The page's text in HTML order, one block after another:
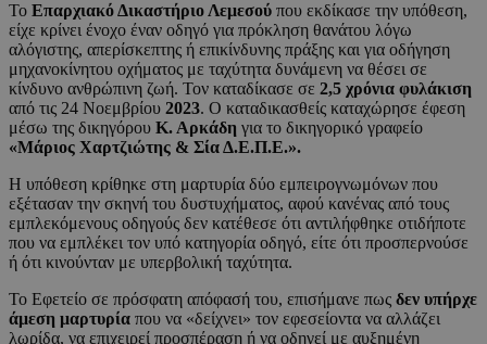
Το Επαρχιακό Δικαστήριο Λεμεσού που εκδίκασε την υπόθεση,
είχε κρίνει ένοχο έναν οδηγό για πρόκληση θανάτου λόγω
αλόγιστης, απερίσκεπτης ή επικίνδυνης πράξης και για οδήγηση
μηχανοκίνητου οχήματος με ταχύτητα δυνάμενη να θέσει σε
κίνδυνο ανθρώπινη ζωή. Τον καταδίκασε σε 2,5 χρόνια φυλάκιση
από τις 24 Νοεμβρίου 2023. Ο καταδικασθείς καταχώρησε έφεση
μέσω της δικηγόρου Κ. Αρκάδη για το δικηγορικό γραφείο
«Μάριος Χαρτζιώτης & Σία Δ.Ε.Π.Ε.».
Η υπόθεση κρίθηκε στη μαρτυρία δύο εμπειρογνωμόνων που
εξέτασαν την σκηνή του δυστυχήματος, αφού κανένας από τους
εμπλεκόμενους οδηγούς δεν κατέθεσε ότι αντιλήφθηκε οτιδήποτε
που να εμπλέκει τον υπό κατηγορία οδηγό, είτε ότι προσπερνούσε
ή ότι κινούνταν με υπερβολική ταχύτητα.
Το Εφετείο σε πρόσφατη απόφασή του, επισήμανε πως δεν υπήρχε
άμεση μαρτυρία που να «δείχνει» τον εφεσείοντα να αλλάζει
λωρίδα, να επιχειρεί προσπέραση ή να οδηγεί με αυξημένη